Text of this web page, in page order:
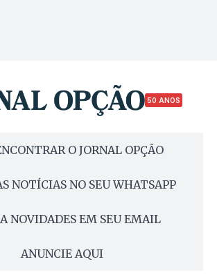
50 ANOS
O JORNAL OPÇÃO
NOTÍCIAS NO SEU WHATSAPP
NOVIDADES EM SEU EMAIL
ANUNCIE AQUI